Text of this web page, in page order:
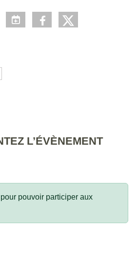
L’ÉVÈNEMENT
pour pouvoir participer aux